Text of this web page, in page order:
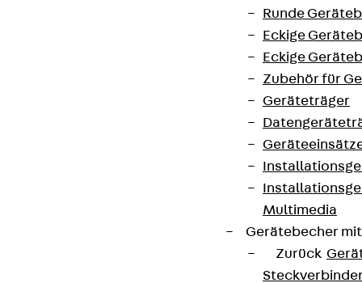
Runde
Eckige
Eckige
Zubehör für
Geräteträger
Multimedia
Gerätebecher
Zurück